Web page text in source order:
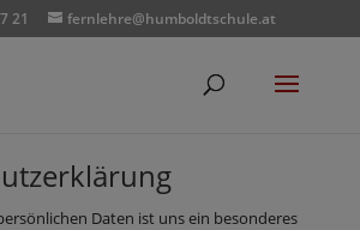
21 fernlehre@humboldtschule.at
Daten ist uns ein besonderes